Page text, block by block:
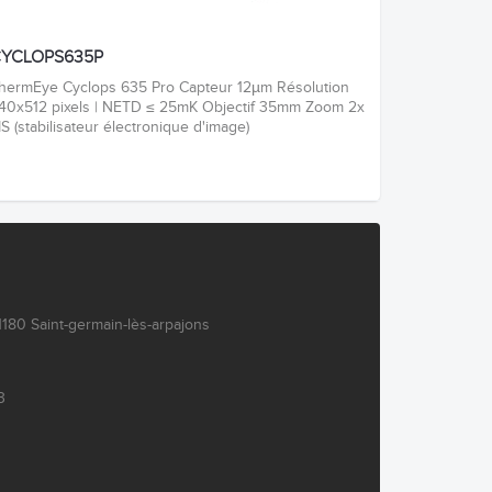
Cyclops 635 Pro Capteur 12µm Résolution
pixels | NETD ≤ 25mK Objectif 35mm Zoom 2x
(stabilisateur électronique d'image)
Saint-germain-lès-arpajons